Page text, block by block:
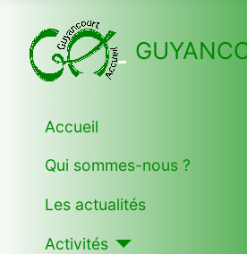
Accueil
Qui sommes-nous ?
Les actualités
Activités